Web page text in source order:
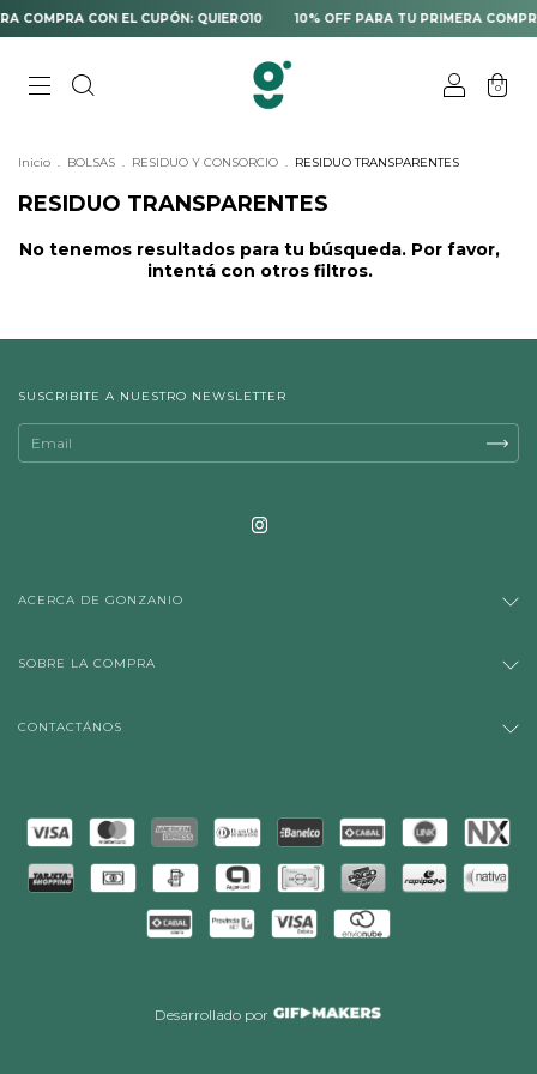
COMPRA CON EL CUPÓN: QUIERO10 10% OFF PARA TU PRIMERA
0
Inicio . BOLSAS . RESIDUO Y CONSORCIO . RESIDUO TRANSPARENTES
RESIDUO TRANSPARENTES
No tenemos resultados para tu búsqueda. Por favor,
intentá con otros filtros.
SUSCRIBITE A NUESTRO NEWSLETTER
ACERCA DE GONZANIO
SOBRE LA COMPRA
CONTACTÁNOS
Desarrollado por